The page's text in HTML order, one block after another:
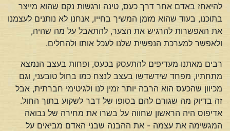
להיאחז באדם אחר דרך כעס, טינה ורגשות נקם שהוא מייצר
בתוכנו, בעוד שהוא מזמן המשיך בחייו, אנחנו לא נותנים לעצמנו
את האפשרות להרגיש את הצער, להתאבל על מה שהיה,
ולאפשר למערכת הנפשית שלנו לעכל אותו ולהחלים.
רבים מאתנו מעדיפים להתעסק בכעס, ופחות בעצב הנמצא
מתחתיו, מפחד שידשדשו בעצב לנצח כמו בחול טובעני, וגם
מכיוון שהכעס הוא הרבה יותר זמין לנו ולגיטימי חברתית, אבל
זה בדיוק מה שגורם להם בסופו של דבר לשקוע בתוך החול.
אדיפוס היה הראשון שחווה על בשרו את מחירה של נבואה
המגשימה את עצמה - את ההבנה שבני האדם מביאים על